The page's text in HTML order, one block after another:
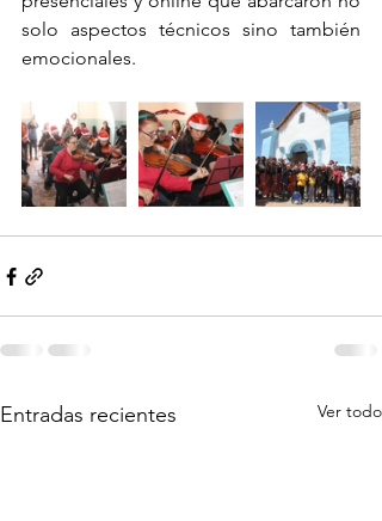
solo aspectos técnicos sino también
emocionales.
Entradas recientes Ver todo